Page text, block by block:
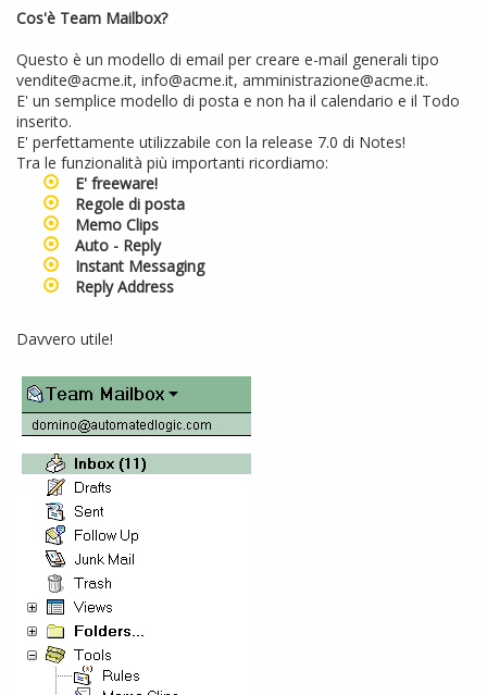
Cos'è Team Mailbox?
Questo è un modello di email per creare e-mail generali tipo
vendite@acme.it, info@acme.it, amministrazione@acme.it.
E' un semplice modello di posta e non ha il calendario e il Todo
inserito.
E' perfettamente utilizzabile con la release 7.0 di Notes!
Tra le funzionalità più importanti ricordiamo:
E' freeware!
Regole di posta
Memo Clips
Auto - Reply
Instant Messaging
Reply Address
Davvero utile!